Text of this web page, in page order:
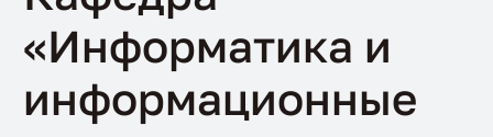
«Информатика и
информационные